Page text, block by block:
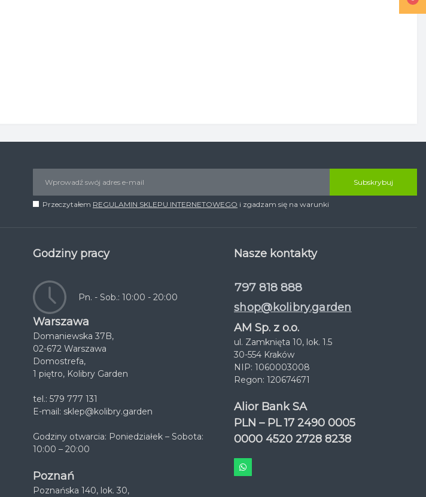
Subskrybuj
Przeczytałem REGULAMIN SKLEPU INTERNETOWEGO i zgadzam się na warunki
Godziny pracy
Pn. - Sob.: 10:00 - 20:00
Warszawa
Domaniewska 37B,
02-672 Warszawa
Domostrefa,
1 piętro, Kolibry Garden
tel.: 579 777 131
E-mail: sklep@kolibry.garden
Godziny otwarcia: Poniedziałek – Sobota:
10:00 – 20:00
Poznań
Poznańska 140, lok. 30,
Nasze kontakty
797 818 888
shop@kolibry.garden
AM Sp. z o.o.
ul. Zamknięta 10, lok. 1.5
30-554 Kraków
NIP: 1060003008
Regon: 120674671
Alior Bank SA
PLN – PL 17 2490 0005
0000 4520 2728 8238